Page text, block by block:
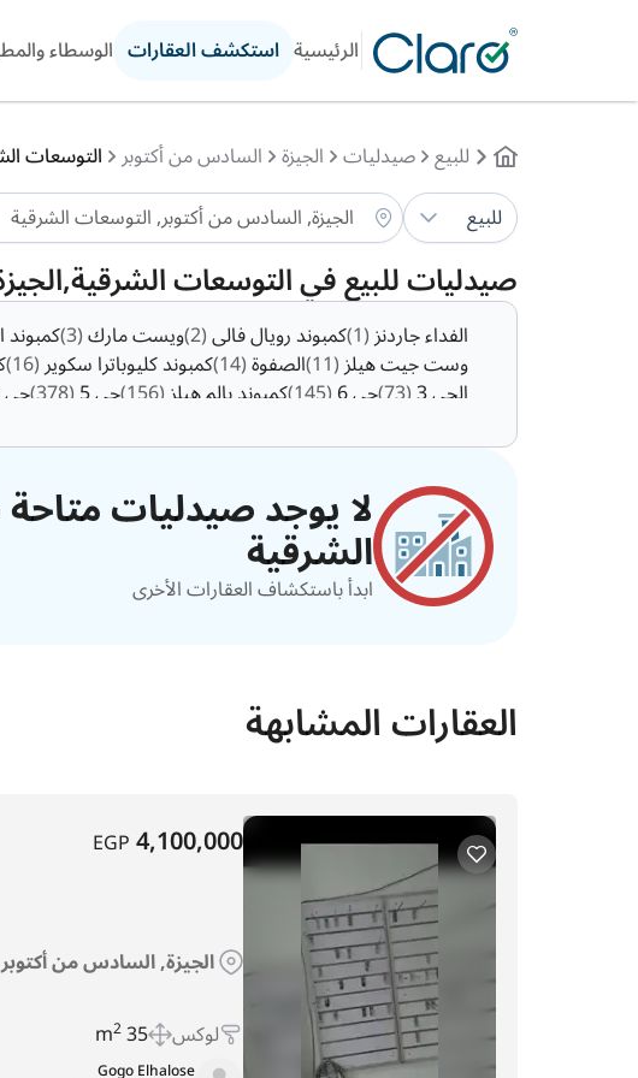
الرئيسية استكشف العقارات الوسطاء
للبيع صيدليات الجيزة السادس من أكتوبر التوسعات
للبيع
صيدليات للبيع في التوسعات
الفداء جاردنز(1) كمبوند رويال فالى(2) ويست مارك(3) كمبوند
وست جيت هيلز(11) الصفوة(14) كمبوند كليوباترا سكوير(16)
الحي 3 (73) حي 6 (145) كمبوند بالم هيلز(156) حي 5 (378) حي 8
لا يوجد صيدليات
الشرقية
ابدأ باستكشاف العقارات الأخرى
العقارات المشابهة
4,100,000
EGP
الجيزة, السادس من
لوكس 35 m
2
Gogo Elhalose